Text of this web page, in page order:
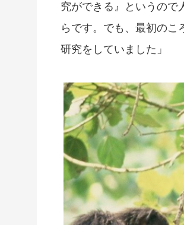
究ができる』というので
らです。でも、最初の
研究をしていました」